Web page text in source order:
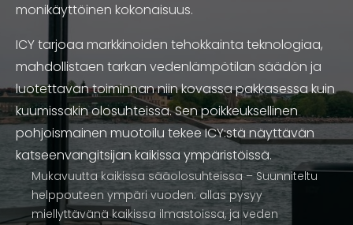
monikäyttöinen kokonaisuus.
ICY tarjoaa markkinoiden tehokkainta teknologiaa,
mahdollistaen tarkan vedenlämpötilan säädön ja
luotettavan toiminnan niin kovassa pakkasessa kuin
kuumissakin olosuhteissa.Sen poikkeuksellinen
pohjoismainen muotoilu tekee ICY:stä näyttävän
katseenvangitsijan kaikissa ympäristöissä.
Mukavuutta kaikissa sääolosuhteissa – Suunniteltu
helppouteen ympäri vuoden: allas pysyy
miellyttävänä kaikissa ilmastoissa, ja veden